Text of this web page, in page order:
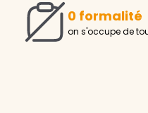
0 formalité
on s'occupe de